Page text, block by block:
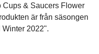
Cups & Saucers Flower
är från säsongen
2022".